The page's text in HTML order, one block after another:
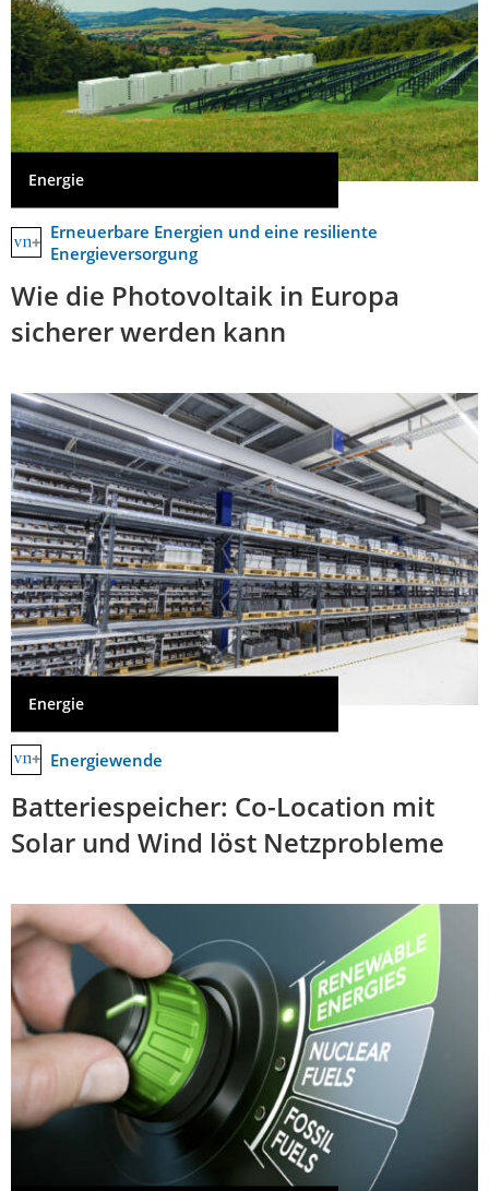
Energie
Erneuerbare Energien und eine resiliente
Energieversorgung
Wie die Photovoltaik in Europa
sicherer werden kann
Energie
Energiewende
Batteriespeicher: Co-Location mit
Solar und Wind löst Netzprobleme